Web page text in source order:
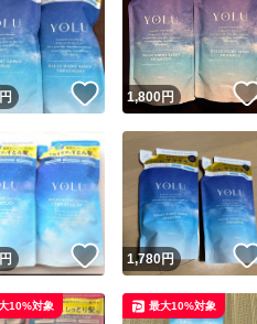
円 いいね！
1,800円
円 いいね！
1,780円
10%対象 最大10%対象